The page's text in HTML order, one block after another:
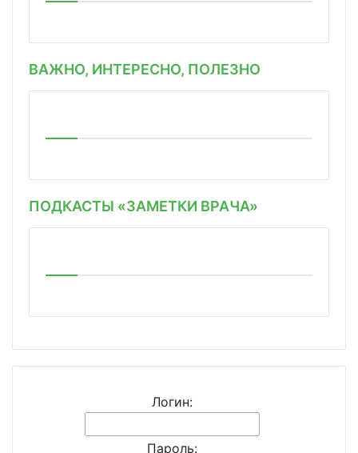
ВАЖНО, ИНТЕРЕСНО, ПОЛЕЗНО
ПОДКАСТЫ «ЗАМЕТКИ ВРАЧА»
Логин:
Пароль: